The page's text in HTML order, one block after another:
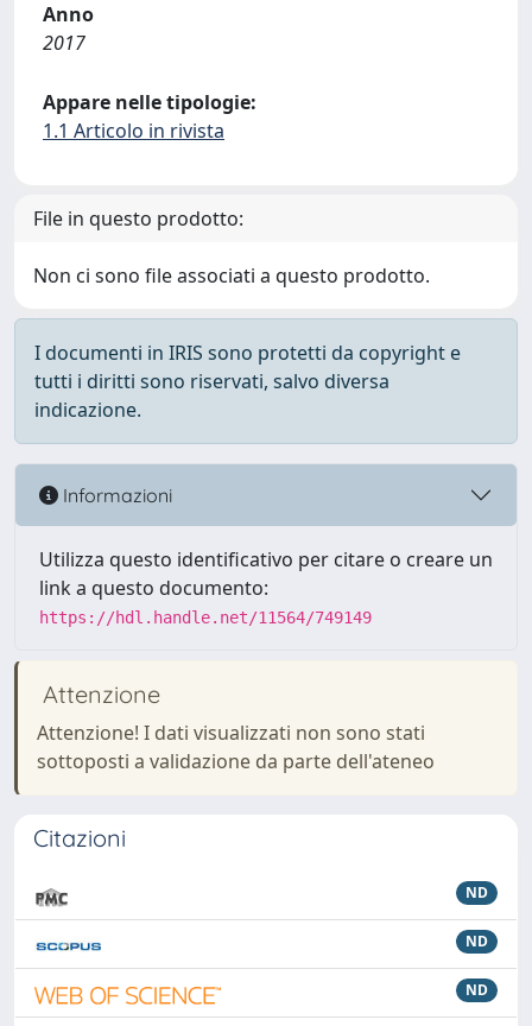
Anno
2017
Appare nelle tipologie:
1.1 Articolo in rivista
File in questo prodotto:
Non ci sono file associati a questo prodotto.
I documenti in IRIS sono protetti da copyright e
tutti i diritti sono riservati, salvo diversa
indicazione.
Informazioni
Utilizza questo identificativo per citare o creare un
link a questo documento:
https://hdl.handle.net/11564/749149
Attenzione
Attenzione! I dati visualizzati non sono stati
sottoposti a validazione da parte dell'ateneo
Citazioni
ND
ND
ND